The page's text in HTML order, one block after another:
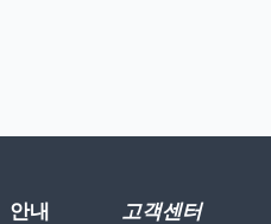
안내 고객센터